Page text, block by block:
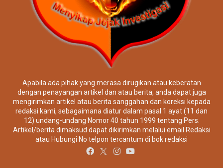
Apabila ada pihak yang merasa dirugikan atau keberatan
dengan penayangan artikel dan atau berita, anda dapat juga
mengirimkan artikel atau berita sanggahan dan koreksi kepada
redaksi kami, sebagaimana diatur dalam pasal 1 ayat (11 dan
12) undang-undang Nomor 40 tahun 1999 tentang Pers.
Artikel/berita dimaksud dapat dikirimkan melalui email Redaksi
atau Hubungi No telpon tercantum di bok redaksi